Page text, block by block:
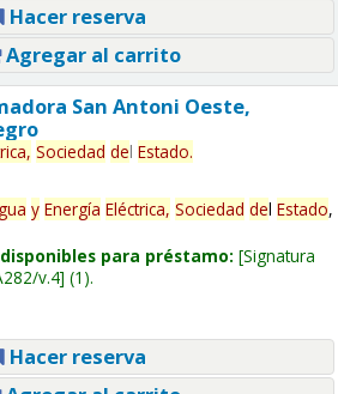
Hacer reserva
Agregar al carrito
San Antoni Oeste,
Sociedad del Estado.
y Energía Eléctrica, Sociedad del Estado,
para préstamo: Signatura
v.4 (1).
Hacer reserva